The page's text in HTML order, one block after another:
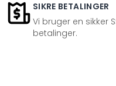
SIKRE BETALINGER
Vi bruger en sikker
betalinger.